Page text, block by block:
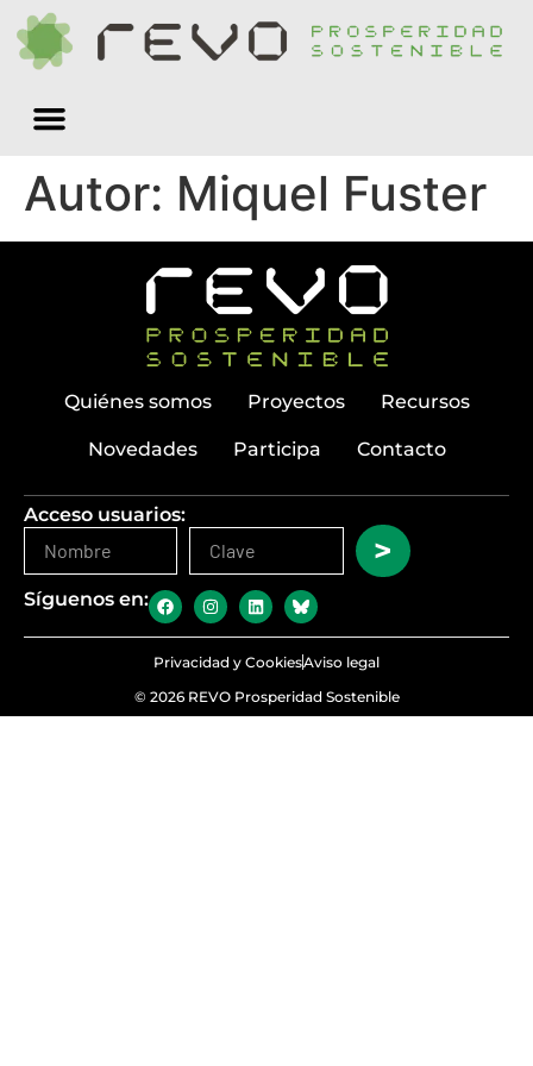
Autor: Miquel Fuster
Quiénes somos Proyectos Recursos
Novedades Participa Contacto
Acceso usuarios:
>
Síguenos en:
© 2026 REVO Prosperidad Sostenible
Privacidad y CookiesAviso legal